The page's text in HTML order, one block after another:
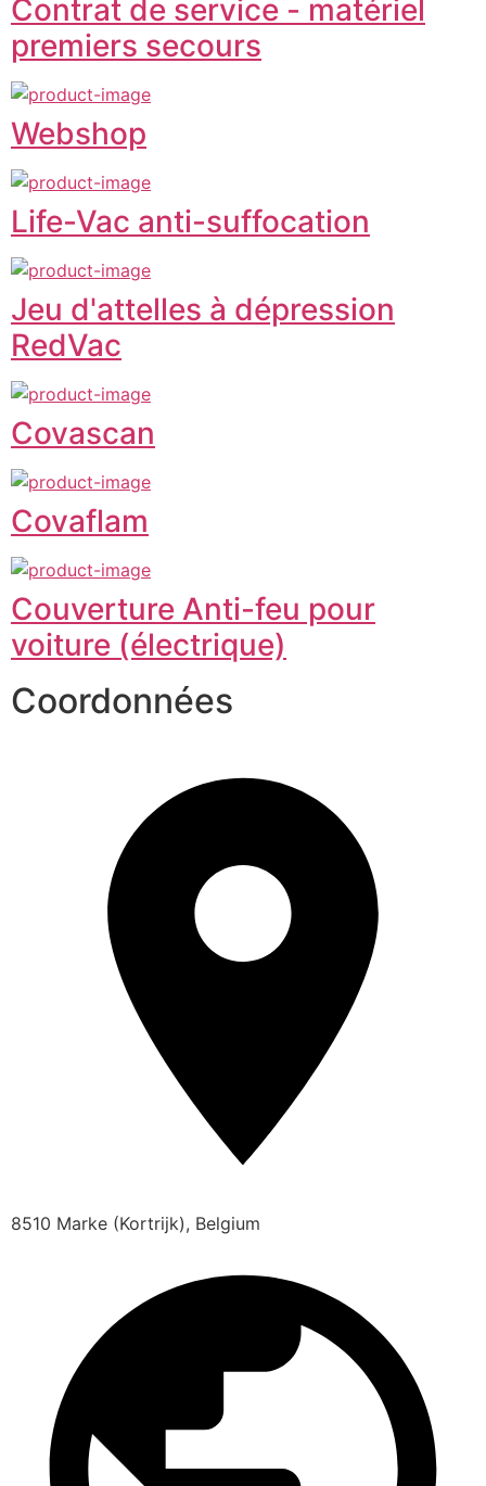
Contrat de service - matériel
premiers secours
Webshop
Life-Vac anti-suffocation
Jeu d'attelles à dépression
RedVac
Covascan
Covaflam
Couverture Anti-feu pour
voiture (électrique)
Coordonnées
8510 Marke (Kortrijk), Belgium